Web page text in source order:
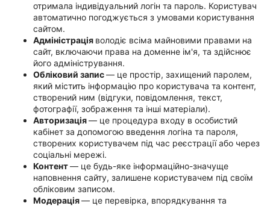
Чернівці
Вінниця
Житомир
Тернопіль
Хмельницький
Рівне
Одеса
Кропивницький
отримала індивідуальний логін та пароль. Користувач
автоматично погоджується з умовами користування
сайтом.
Адміністрація володіє всіма майновими правами на
сайт, включаючи права на доменне ім'я, та здійснює
його адміністрування.
Обліковий запис— це простір, захищений паролем,
який містить інформацію про користувача та контент,
створений ним (відгуки, повідомлення, текст,
фотографії, зображення та інші матеріали).
Авторизація— це процедура входу в особистий
кабінет за допомогою введення логіна та пароля,
створених користувачем під час реєстрації або через
соціальні мережі.
Контент— це будь-яке інформаційно-значуще
наповнення сайту, залишене користувачем під своїм
обліковим записом.
Модерація— це перевірка, впорядкування та